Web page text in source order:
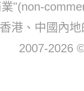
"(non-
港、中國內
2007-2026